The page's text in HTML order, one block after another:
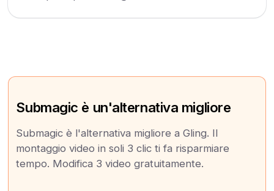
Submagic è un'alternativa migliore
Submagic è l'alternativa migliore a Gling. Il
montaggio video in soli 3 clic ti fa risparmiare
tempo. Modifica 3 video gratuitamente.